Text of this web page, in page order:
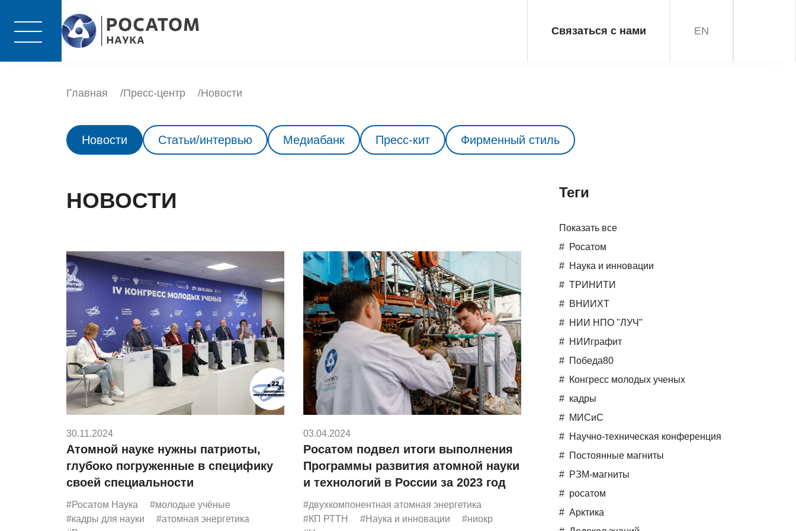
Связаться с нами EN
Главная Пресс-центр Новости
Новости Статьи/интервью Медиабанк Пресс-кит Фирменный стиль
НОВОСТИ
30.11.2024
Атомной науке нужны патриоты,
глубоко погруженные в специфику
своей специальности
#Росатом Наука
#молодые учёные
#кадры для науки
#атомная энергетика
03.04.2024
Росатом подвел итоги выполнения
Программы развития атомной науки
и технологий в России за 2023 год
#двухкомпонентная атомная энергетика
#КП РТТН
#Наука и инновации
#ниокр
Teги
Показать все
Росатом
Наука и инновации
ТРИНИТИ
ВНИИХТ
НИИ НПО "ЛУЧ"
НИИграфит
Победа80
Конгресс молодых ученых
кадры
МИСиС
Научно-техническая конференция
Постоянные магниты
РЗМ-магниты
росатом
Арктика